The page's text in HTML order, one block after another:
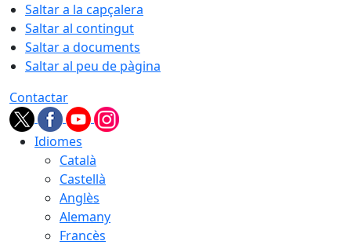
Saltar a la capçalera
Saltar al contingut
Saltar a documents
Saltar al peu de pàgina
Contactar
Idiomes
Català
Castellà
Anglès
Alemany
Francès